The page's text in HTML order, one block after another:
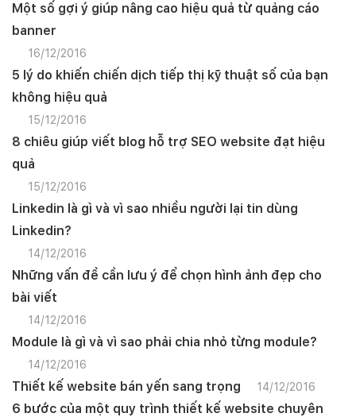
Một số gợi ý giúp nâng cao hiệu quả từ quảng cáo
banner
16/12/2016
5 lý do khiến chiến dịch tiếp thị kỹ thuật số của bạn
không hiệu quả
15/12/2016
8 chiêu giúp viết blog hỗ trợ SEO website đạt hiệu
quả
15/12/2016
Linkedin là gì và vì sao nhiều người lại tin dùng
Linkedin?
14/12/2016
Những vấn đề cần lưu ý để chọn hình ảnh đẹp cho
bài viết
14/12/2016
Module là gì và vì sao phải chia nhỏ từng module?
14/12/2016
Thiết kế website bán yến sang trọng 14/12/2016
6 bước của một quy trình thiết kế website chuyên